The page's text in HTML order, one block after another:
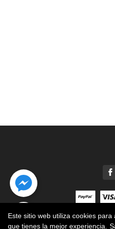
2020 -
Este sitio web utiliza cookies para
que tienes la mejor experiencia.